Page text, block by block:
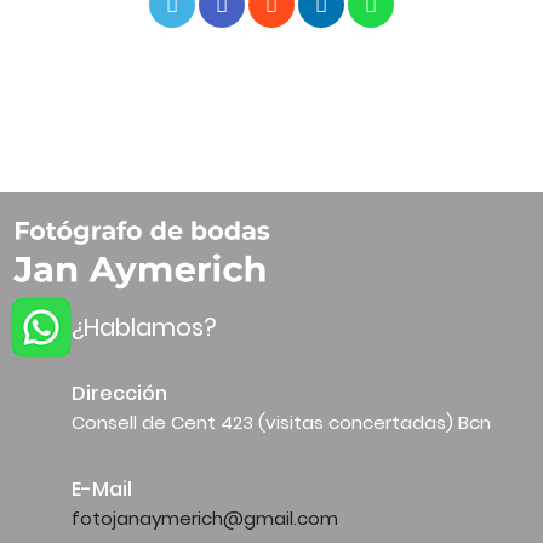
¿Hablamos?
Dirección
Consell de Cent 423 (visitas concertadas) Bcn
E-Mail
fotojanaymerich@gmail.com